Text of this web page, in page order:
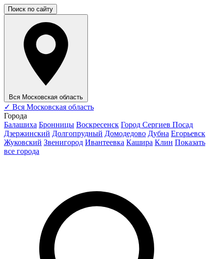
Поиск по сайту
Вся Московская область
✓ Вся Московская область
Города
Балашиха Бронницы Воскресенск Город Сергиев Посад
Дзержинский Долгопрудный Домодедово Дубна Егорьевск
Жуковский Звенигород Ивантеевка Кашира Клин Показать
все города